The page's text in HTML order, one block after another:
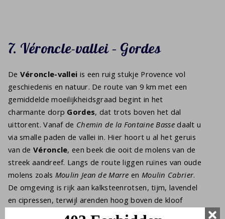
7. Véroncle-vallei – Gordes
De Véroncle-vallei is een ruig stukje Provence vol
geschiedenis en natuur. De route van 9 km met een
gemiddelde moeilijkheidsgraad begint in het
charmante dorp Gordes, dat trots boven het dal
uittorent. Vanaf de Chemin de la Fontaine Bassedaalt u
via smalle paden de vallei in. Hier hoort u al het geruis
van deVéroncle, een beek die ooit de molens van de
streek aandreef. Langs de route liggen ruïnes van oude
molens zoals Moulin Jean de Marre en Moulin Cabrier.
De omgeving is rijk aan kalksteenrotsen, tijm, lavendel
en cipressen, terwijl arenden hoog boven de kloof
Route de Joucas